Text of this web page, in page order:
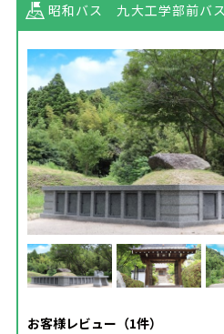
昭和バス 九大工学部前バ
お客様レビュー（1件）